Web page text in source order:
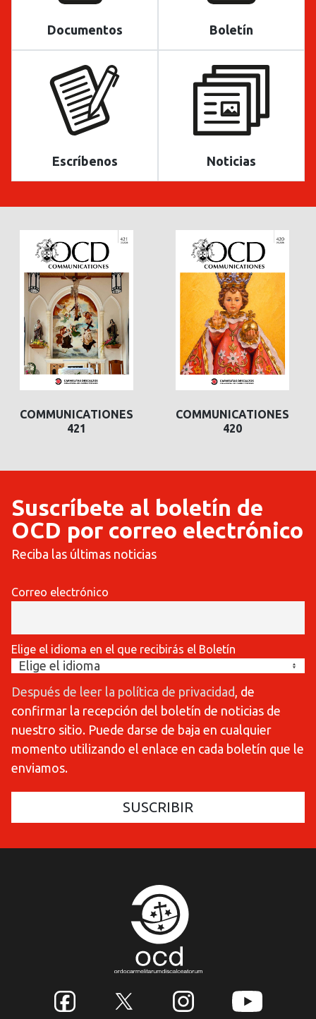
Documentos Boletín
Escríbenos Noticias
COMMUNICATIONES
421
COMMUNICATIONES
420
COMMUNICATIONES
Suscríbete al boletín de
OCD por correo electrónico
Reciba las últimas noticias
Correo electrónico
Elige el idioma en el que recibirás el Boletín
Después de leer la política de privacidad , de
confirmar la recepción del boletín de noticias de
nuestro sitio. Puede darse de baja en cualquier
momento utilizando el enlace en cada boletín que le
enviamos.